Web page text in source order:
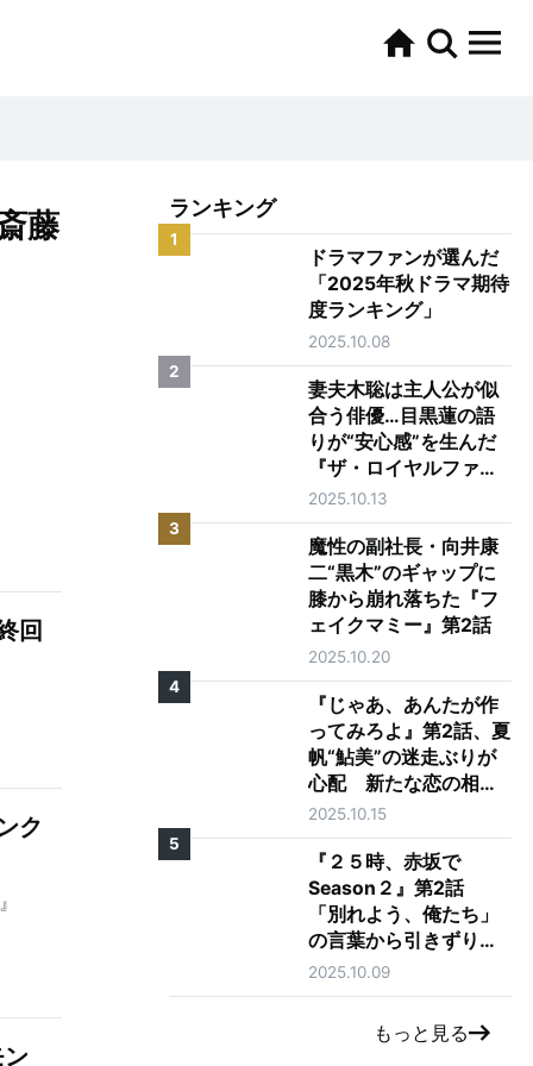
藤
回
ク
ランキング
1
ドラマファンが選んだ
「2025年秋ドラマ期待
度ランキング」
2025.10.08
2
妻夫木聡は主人公が似
合う俳優…目黒蓮の語
りが“安心感”を生んだ
『ザ・ロイヤルファミ
リー』第1話
2025.10.13
3
魔性の副社長・向井康
二“黒木”のギャップに
膝から崩れ落ちた『フ
ェイクマミー』第2話
2025.10.20
4
『じゃあ、あんたが作
ってみろよ』第2話、夏
帆“鮎美”の迷走ぶりが
心配 新たな恋の相手
に「大丈夫そう？」の
声も
2025.10.15
5
『２５時、赤坂で
Season２』第2話
「別れよう、俺たち」
の言葉から引きずり出
される駒木根葵汰"羽
山"と新原泰佑"白崎"の
2025.10.09
もっと見る